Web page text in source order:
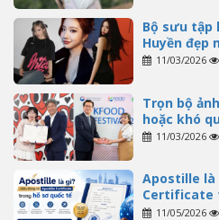
Bộ sưu tập
Huyền đẹp
11/03/2026
Trọn bộ
hoặc khó
11/03/2026
Apostille là
Certificate
11/05/2026